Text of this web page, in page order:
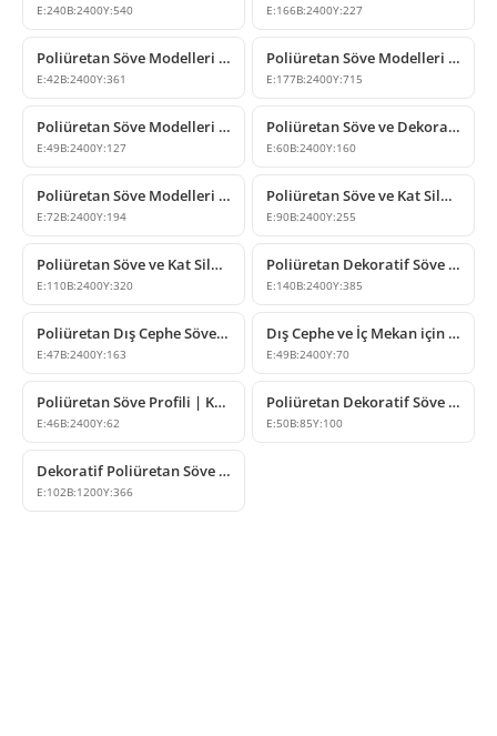
E:240B:2400Y:540 E:166B:2400Y:227
Poliüretan Söve Modelleri ve Dış Cephe Süslemeleri
E:42B:2400Y:361
Poliüretan Söve Modelleri ve Cephe Profili
E:177B:2400Y:715
Poliüretan Söve Modelleri ve Pencere Kenarı Süslemeleri
E:49B:2400Y:127
Poliüretan Söve ve Dekoratif Kat Silmesi Modeli
E:60B:2400Y:160
Poliüretan Söve Modelleri ve Cephe Profilleri
E:72B:2400Y:194
Poliüretan Söve ve Kat Silmesi Modelleri
E:90B:2400Y:255
Poliüretan Söve ve Kat Silmesi Modeli
E:110B:2400Y:320
Poliüretan Dekoratif Söve ve Kat Silmesi Modelleri
E:140B:2400Y:385
Poliüretan Dış Cephe Söve ve Pencere Kenarı Profili
E:47B:2400Y:163
Dış Cephe ve İç Mekan için Poliüretan Söve Modeli
E:49B:2400Y:70
Poliüretan Söve Profili | Kapı ve Pencere Çerçevesi Dekorasyonu
E:46B:2400Y:62
Poliüretan Dekoratif Söve ve Blok Modelleri
E:50B:85Y:100
Dekoratif Poliüretan Söve ve Kat Silmesi Modeli
E:102B:1200Y:366